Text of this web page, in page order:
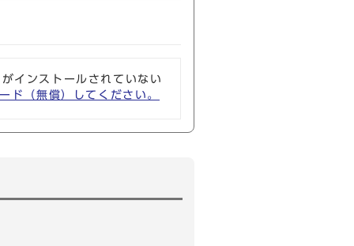
インストールされていない
（無償）してください。